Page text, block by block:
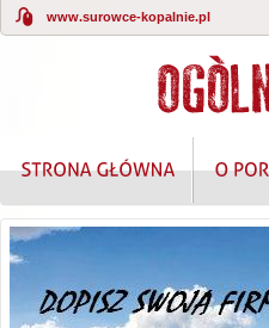
www.surowce-kopalnie.pl